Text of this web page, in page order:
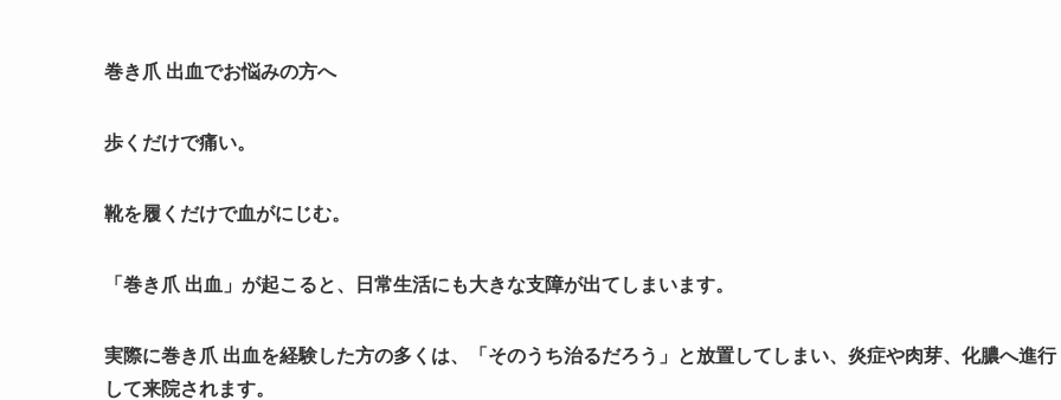
巻き爪 出血でお悩みの方へ
歩くだけで痛い。
靴を履くだけで血がにじむ。
「巻き爪 出血」が起こると、日常生活にも大きな支障が出てしまいます。
実際に巻き爪 出血を経験した方の多くは、「そのうち治るだろう」と放置してしまい、炎症や肉芽、化膿へ進行
して来院されます。